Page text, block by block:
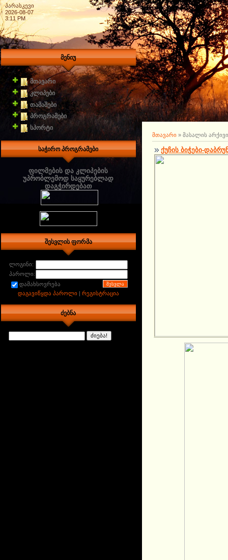
პარასკევი
2026-08-07
3:11 PM
მენიუ
მთავარი
კლიპები
თამაშები
პროგრამები
სპორტი
საჭირო პროგრამები
ფილმების და კლიპების
უპრობლემოდ საყურებლად
დაგჭირდებათ
შესვლის ფორმა
ლოგინი:
პაროლი:
დამახსოვრება
დაგავიწყდა პაროლი | რეგისტრაცია
ძებნა
მთავარი » მასალის არქივი
ქუჩის ბიჭები-